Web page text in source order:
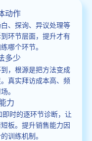
动作
、探询、异议处理等
环节层面，提升才有
哪个环节。
多少
，根源是把方法变成
真实拜访成本高、频
。
力
时的逐环节诊断，让
板。提升销售能力因
训练机制。